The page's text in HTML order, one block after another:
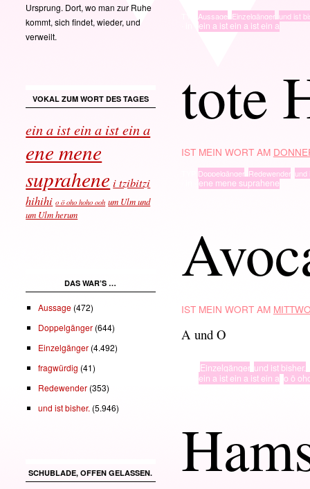
Aussage, Einzelgänger, und ist
ein a ist ein a ist ein a
tote
IST MEIN WORT AM
Doppelgänger, Redewender, und
ene mene suprahene
IST MEIN WORT AM
A und O
Einzelgänger, und ist bisher.
ein a ist ein a ist ein a,o ö
Ursprung. Dort, wo man zur Ruhe
kommt, sich findet, wieder, und
verweilt.
VOKAL ZUM WORT DES TAGES
ein a ist ein a ist ein a
ene mene
suprahene i tzibitzi
hihihi o ö oho hoho ooh um Ulm und
um Ulm herum
DAS WAR’S …
Aussage (472)
Doppelgänger (644)
Einzelgänger (4.492)
fragwürdig (41)
Redewender (353)
und ist bisher. (5.946)
SCHUBLADE, OFFEN GELASSEN.